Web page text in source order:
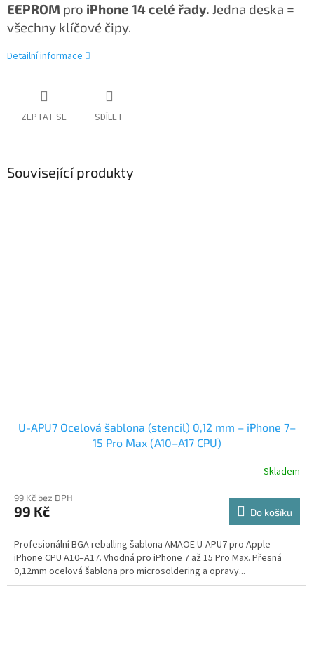
EEPROM pro iPhone 14 celé řady. Jedna deska =
všechny klíčové čipy.
Detailní informace
ZEPTAT SE SDÍLET
Související produkty
U-APU7 Ocelová šablona (stencil) 0,12 mm – iPhone 7–
15 Pro Max (A10–A17 CPU)
Skladem
99 Kč bez DPH
99 Kč Do košíku
Profesionální BGA reballing šablona AMAOE U-APU7 pro Apple
iPhone CPU A10–A17. Vhodná pro iPhone 7 až 15 Pro Max. Přesná
0,12mm ocelová šablona pro microsoldering a opravy...